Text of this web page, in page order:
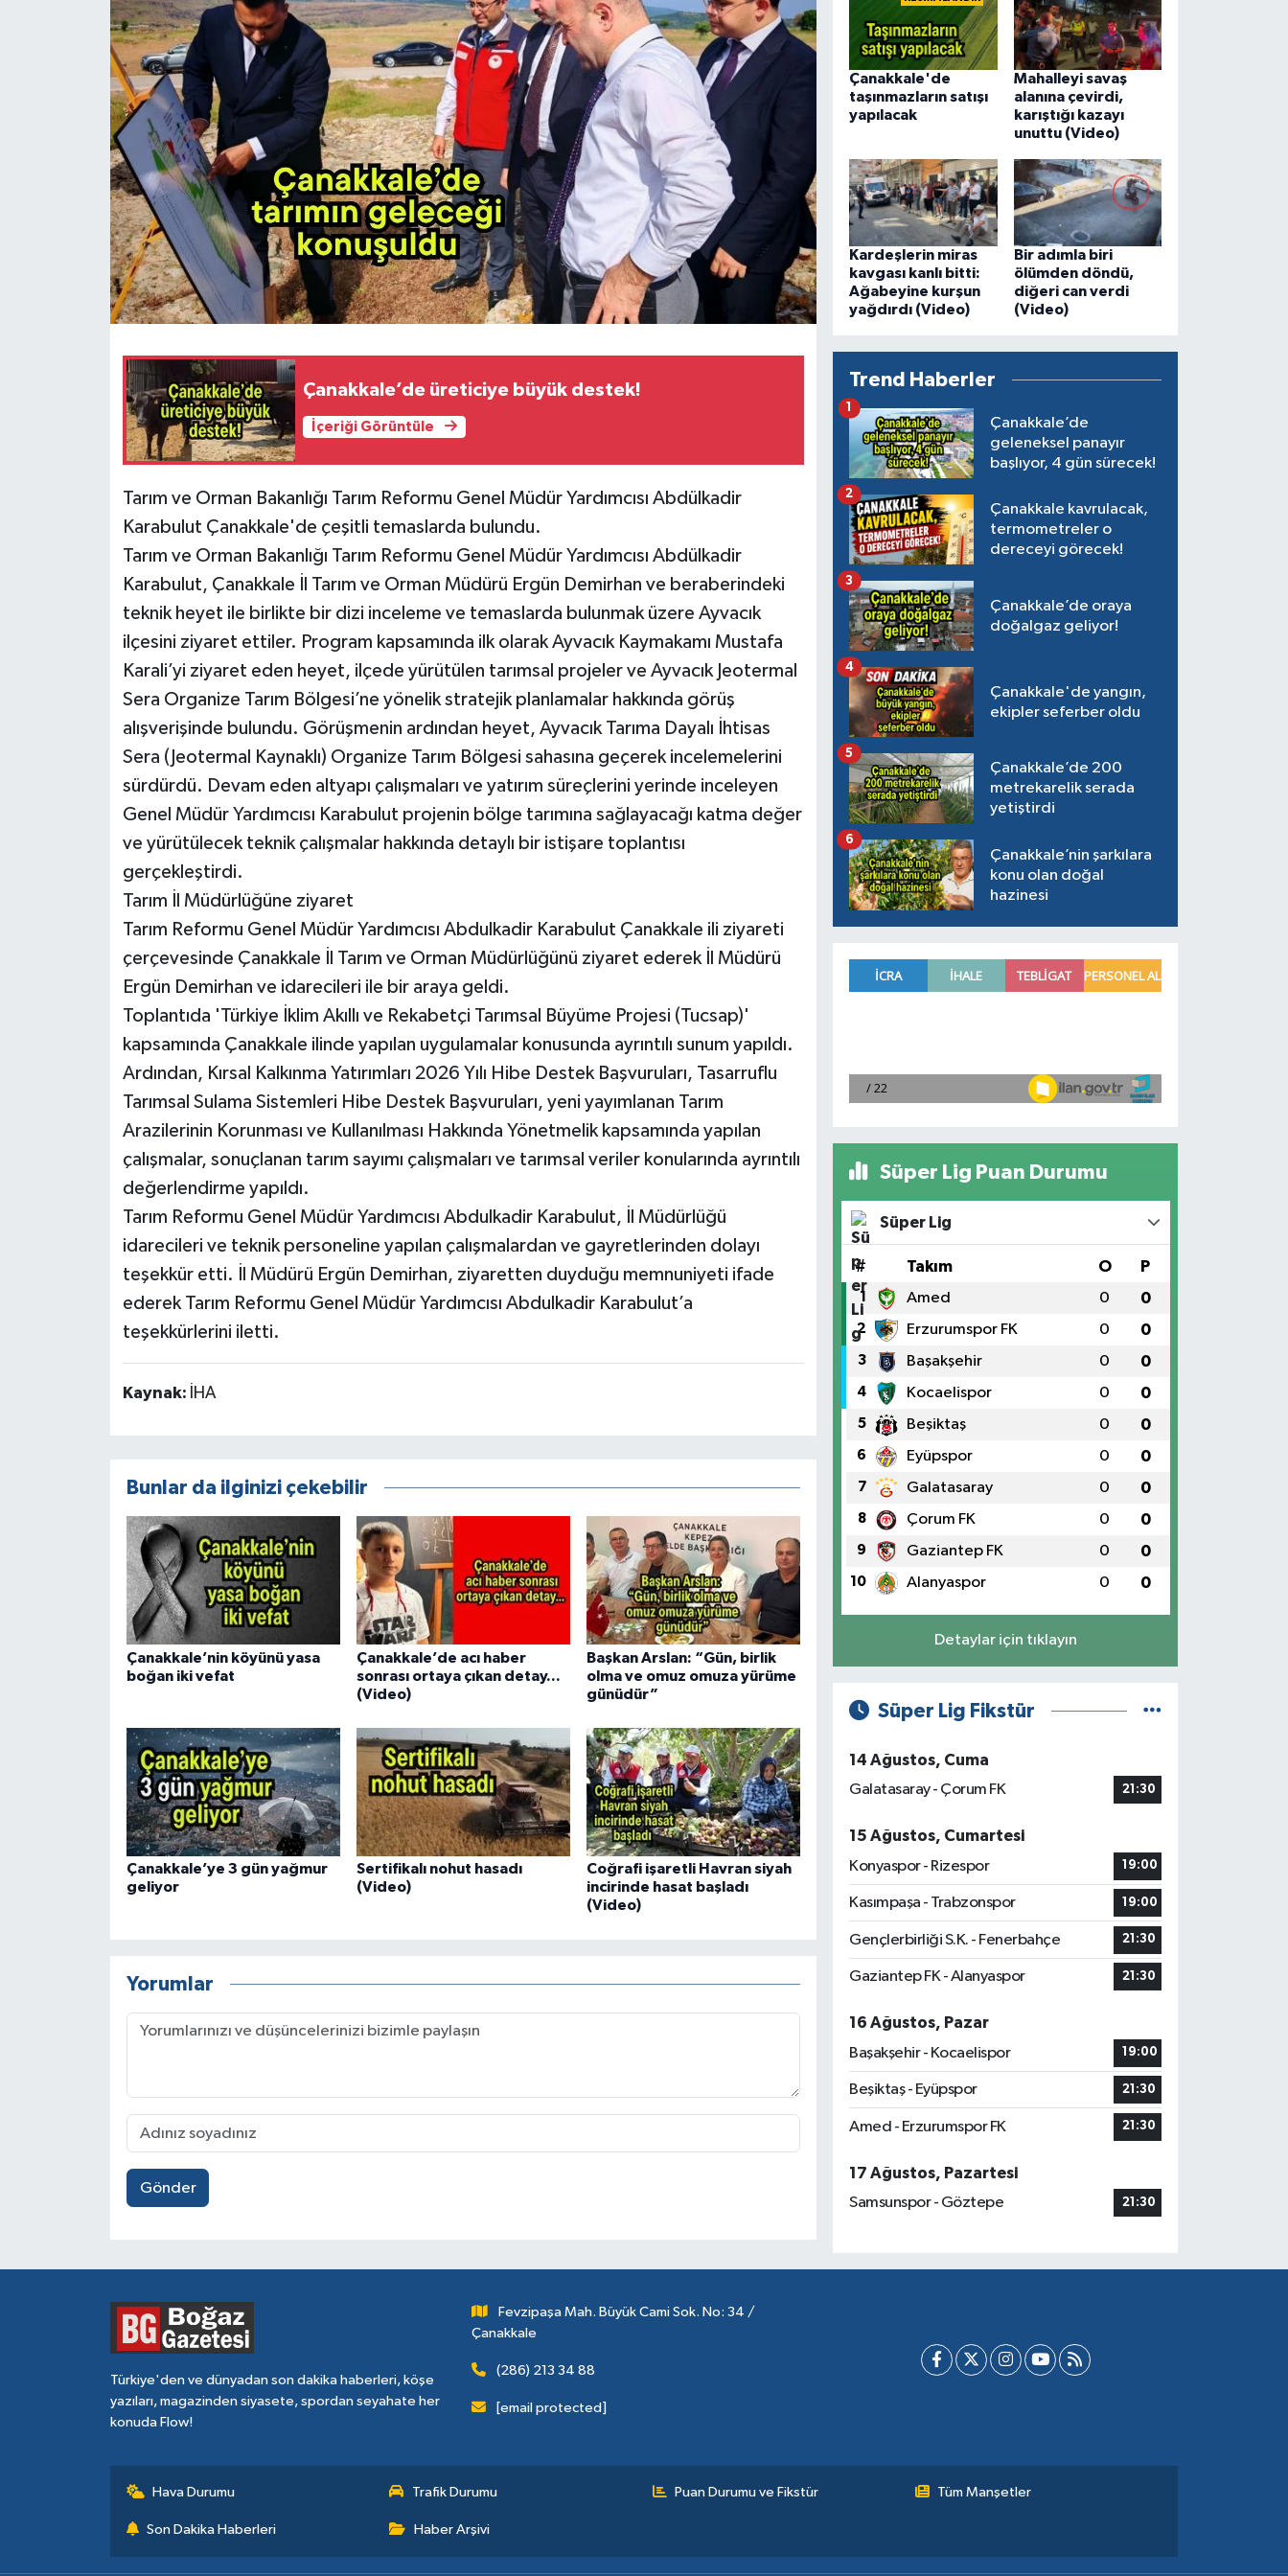
Çanakkale’de üreticiye büyük destek!
İçeriği Görüntüle
Tarım ve Orman Bakanlığı Tarım Reformu Genel Müdür Yardımcısı Abdülkadir
Karabulut Çanakkale'de çeşitli temaslarda bulundu.
Tarım ve Orman Bakanlığı Tarım Reformu Genel Müdür Yardımcısı Abdülkadir
Karabulut, Çanakkale İl Tarım ve Orman Müdürü Ergün Demirhan ve beraberindeki
teknik heyet ile birlikte bir dizi inceleme ve temaslarda bulunmak üzere Ayvacık
ilçesini ziyaret ettiler. Program kapsamında ilk olarak Ayvacık Kaymakamı Mustafa
Karali’yi ziyaret eden heyet, ilçede yürütülen tarımsal projeler ve Ayvacık Jeotermal
Sera Organize Tarım Bölgesi’ne yönelik stratejik planlamalar hakkında görüş
alışverişinde bulundu. Görüşmenin ardından heyet, Ayvacık Tarıma Dayalı İhtisas
Sera (Jeotermal Kaynaklı) Organize Tarım Bölgesi sahasına geçerek incelemelerini
sürdürdü. Devam eden altyapı çalışmaları ve yatırım süreçlerini yerinde inceleyen
Genel Müdür Yardımcısı Karabulut projenin bölge tarımına sağlayacağı katma değer
ve yürütülecek teknik çalışmalar hakkında detaylı bir istişare toplantısı
gerçekleştirdi.
Tarım İl Müdürlüğüne ziyaret
Tarım Reformu Genel Müdür Yardımcısı Abdulkadir Karabulut Çanakkale ili ziyareti
çerçevesinde Çanakkale İl Tarım ve Orman Müdürlüğünü ziyaret ederek İl Müdürü
Ergün Demirhan ve idarecileri ile bir araya geldi.
Toplantıda 'Türkiye İklim Akıllı ve Rekabetçi Tarımsal Büyüme Projesi (Tucsap)'
kapsamında Çanakkale ilinde yapılan uygulamalar konusunda ayrıntılı sunum yapıldı.
Ardından, Kırsal Kalkınma Yatırımları 2026 Yılı Hibe Destek Başvuruları, Tasarruflu
Tarımsal Sulama Sistemleri Hibe Destek Başvuruları, yeni yayımlanan Tarım
Arazilerinin Korunması ve Kullanılması Hakkında Yönetmelik kapsamında yapılan
çalışmalar, sonuçlanan tarım sayımı çalışmaları ve tarımsal veriler konularında ayrıntılı
değerlendirme yapıldı.
Tarım Reformu Genel Müdür Yardımcısı Abdulkadir Karabulut, İl Müdürlüğü
idarecileri ve teknik personeline yapılan çalışmalardan ve gayretlerinden dolayı
teşekkür etti. İl Müdürü Ergün Demirhan, ziyaretten duyduğu memnuniyeti ifade
ederek Tarım Reformu Genel Müdür Yardımcısı Abdulkadir Karabulut’a
teşekkürlerini iletti.
Kaynak: İHA
Bunlar da ilginizi çekebilir
Çanakkale’nin köyünü yasa
boğan iki vefat
Çanakkale’de acı haber
sonrası ortaya çıkan detay...
(Video)
Başkan Arslan: “Gün, birlik
olma ve omuz omuza yürüme
günüdür”
Çanakkale’ye 3 gün yağmur
geliyor
Sertifikalı nohut hasadı
(Video)
Coğrafi işaretli Havran siyah
incirinde hasat başladı
(Video)
Yorumlar
Gönder
Çanakkale'de
taşınmazların satışı
yapılacak
Mahalleyi savaş
alanına çevirdi,
karıştığı kazayı
unuttu (Video)
Kardeşlerin miras
kavgası kanlı bitti:
Ağabeyine kurşun
yağdırdı (Video)
Bir adımla biri
ölümden döndü,
diğeri can verdi
(Video)
Trend Haberler
Çanakkale’de
geleneksel panayır
başlıyor, 4 gün sürecek!
1
Çanakkale kavrulacak,
termometreler o
dereceyi görecek!
2
Çanakkale’de oraya
doğalgaz geliyor!
3
Çanakkale'de yangın,
ekipler seferber oldu
4
Çanakkale’de 200
metrekarelik serada
yetiştirdi
5
Çanakkale’nin şarkılara
konu olan doğal
hazinesi
6
Süper Lig Puan Durumu
Süper Lig
# Takım O P
1 Amed 0 0
2 Erzurumspor FK 0 0
3 Başakşehir 0 0
4 Kocaelispor 0 0
5 Beşiktaş 0 0
6 Eyüpspor 0 0
7 Galatasaray 0 0
8 Çorum FK 0 0
9 Gaziantep FK 0 0
10 Alanyaspor 0 0
Detaylar için tıklayın
Süper Lig Fikstür
14 Ağustos, Cuma
Galatasaray - Çorum FK
21:30
15 Ağustos, Cumartesi
Konyaspor - Rizespor
19:00
Kasımpaşa - Trabzonspor 19:00
Gençlerbirliği S.K. - Fenerbahçe 21:30
Gaziantep FK - Alanyaspor 21:30
16 Ağustos, Pazar
Başakşehir - Kocaelispor
19:00
Beşiktaş - Eyüpspor 21:30
Amed - Erzurumspor FK 21:30
17 Ağustos, Pazartesi
Samsunspor - Göztepe
21:30
Türkiye'den ve dünyadan son dakika haberleri, köşe
yazıları, magazinden siyasete, spordan seyahate her
konuda Flow!
Fevzipaşa Mah. Büyük Cami Sok. No: 34 /
Çanakkale
(286) 213 34 88
[email protected]
Hava Durumu Trafik Durumu Puan Durumu ve Fikstür Tüm Manşetler
Son Dakika Haberleri Haber Arşivi